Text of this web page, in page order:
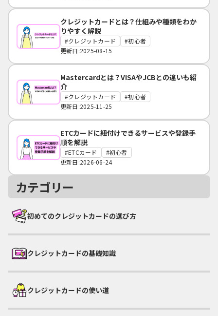
クレジットカードとは？仕組みや種類をわか
りやすく解説
クレジットカード
初心者
更新日:2025-08-15
Mastercardとは？VISAやJCBとの違いも紹
介
クレジットカード
初心者
更新日:2025-11-25
ETCカードに紐付けできるサービスや登録手
順を解説
ETCカード
初心者
更新日:2026-06-24
カテゴリー
初めてのクレジットカードの選び方
クレジットカードの基礎知識
クレジットカードの使い道